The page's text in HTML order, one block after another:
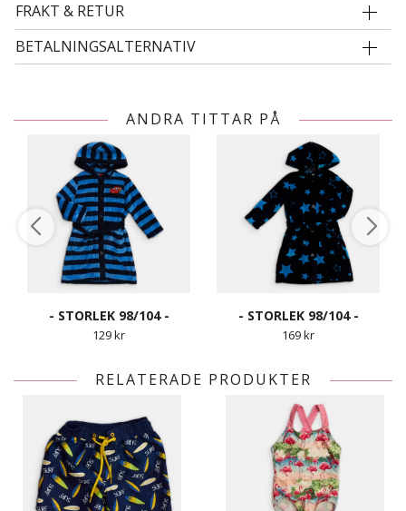
FRAKT & RETUR
BETALNINGSALTERNATIV
ANDRA TITTAR PÅ
- STORLEK 98/104 -
129 kr
- STORLEK 98/104 -
169 kr
RELATERADE PRODUKTER